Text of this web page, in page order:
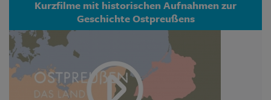
Kurzfilme mit historischen Aufnahmen zur
Geschichte Ostpreußens